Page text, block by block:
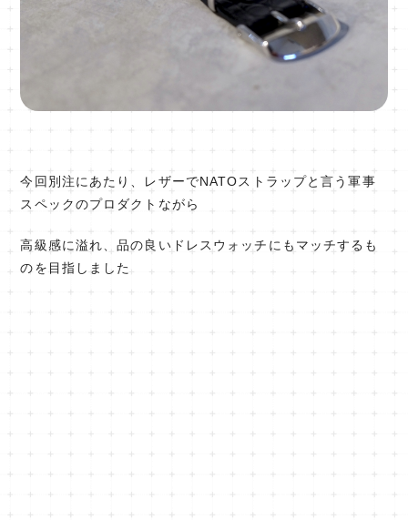
今回別注にあたり、レザーでNATOストラップと言う軍事
スペックのプロダクトながら
高級感に溢れ、品の良いドレスウォッチにもマッチするも
のを目指しました